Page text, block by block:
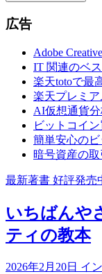
広告
Adobe
IT 関連のベ
楽天totoで最
楽天プレミ
AI仮想通貨分
ビットコイ
簡単安心の
暗号資産の
最新著書 好評発売
いちばんや
ティの教本
2026年2月20日 イ